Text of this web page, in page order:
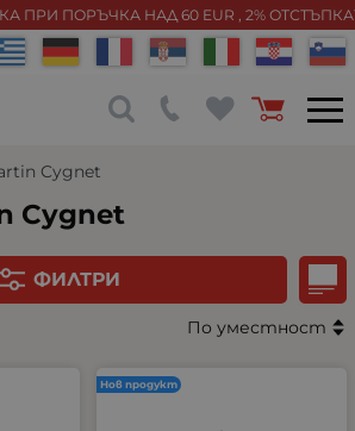
ПРИ ПОРЪЧКА НАД 60 EUR , 2%
Cygnet
Cygnet
ФИЛТРИ
По уместност
Нов продукт